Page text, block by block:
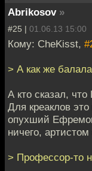
Abrikosov »
#25 | 01.06.13 15:00
Кому: CheKisst,
> А как же
А кто сказал,
Для креаклов
опухший
ничего,
> Профессор-то